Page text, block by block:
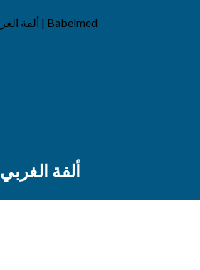
ألفة الغربي